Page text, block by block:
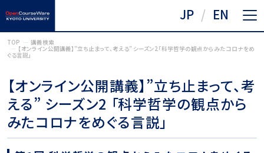
JP EN
TOP 講義検索
【オンライン公開講義】”立ち止まって、考える” シーズン2 「科学哲学の観点からみたコロナをめ
ぐる言説」
【オンライン公開講義】”立ち止まって、考
える” シーズン2 「科学哲学の観点から
みたコロナをめぐる言説」